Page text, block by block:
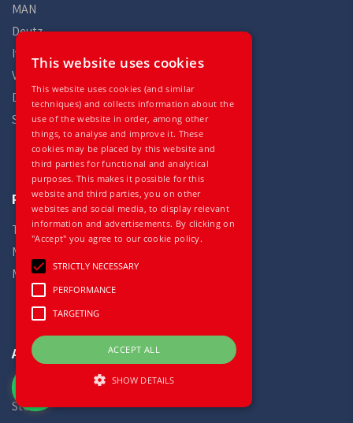
MAN
Deutz
Iveco
Volvo
DAF
Scania
Portals
TrucksNL
Mobile.de
Mascus
Auto Gilles
Home
Stock
This website uses cookies
This website uses cookies (and similar
techniques) and collects information about the
use of the website in order, among other
things, to analyse and improve it. These
cookies may be placed by this website and
third parties for functional and analytical
purposes. This makes it possible for this
website and third parties, you on other
websites and social media, to display relevant
information and advertisements. By clicking on
"Accept" you agree to our cookie policy.
STRICTLY NECESSARY
PERFORMANCE
TARGETING
ACCEPT ALL
SHOW DETAILS